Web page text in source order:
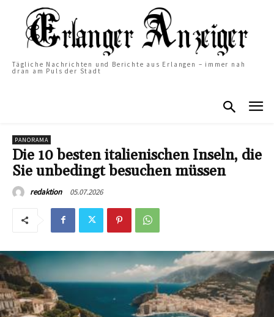
Tägliche Nachrichten und Berichte aus Erlangen – immer nah
dran am Puls der Stadt
PANORAMA
Die 10 besten italienischen Inseln, die
Sie unbedingt besuchen müssen
redaktion 05.07.2026